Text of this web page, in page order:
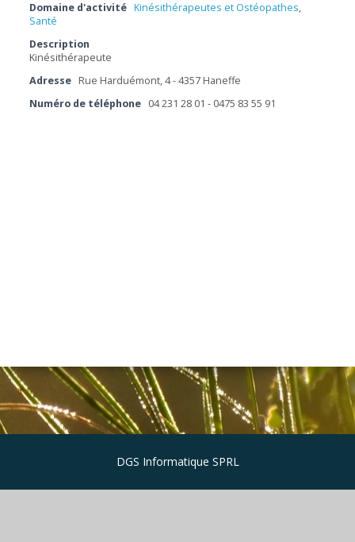
Domaine d'activité Kinésithérapeutes et Ostéopathes,
Santé
Description
Kinésithérapeute
Adresse Rue Harduémont, 4 - 4357 Haneffe
Numéro de téléphone 04 231 28 01 - 0475 83 55 91
DGS Informatique SPRL